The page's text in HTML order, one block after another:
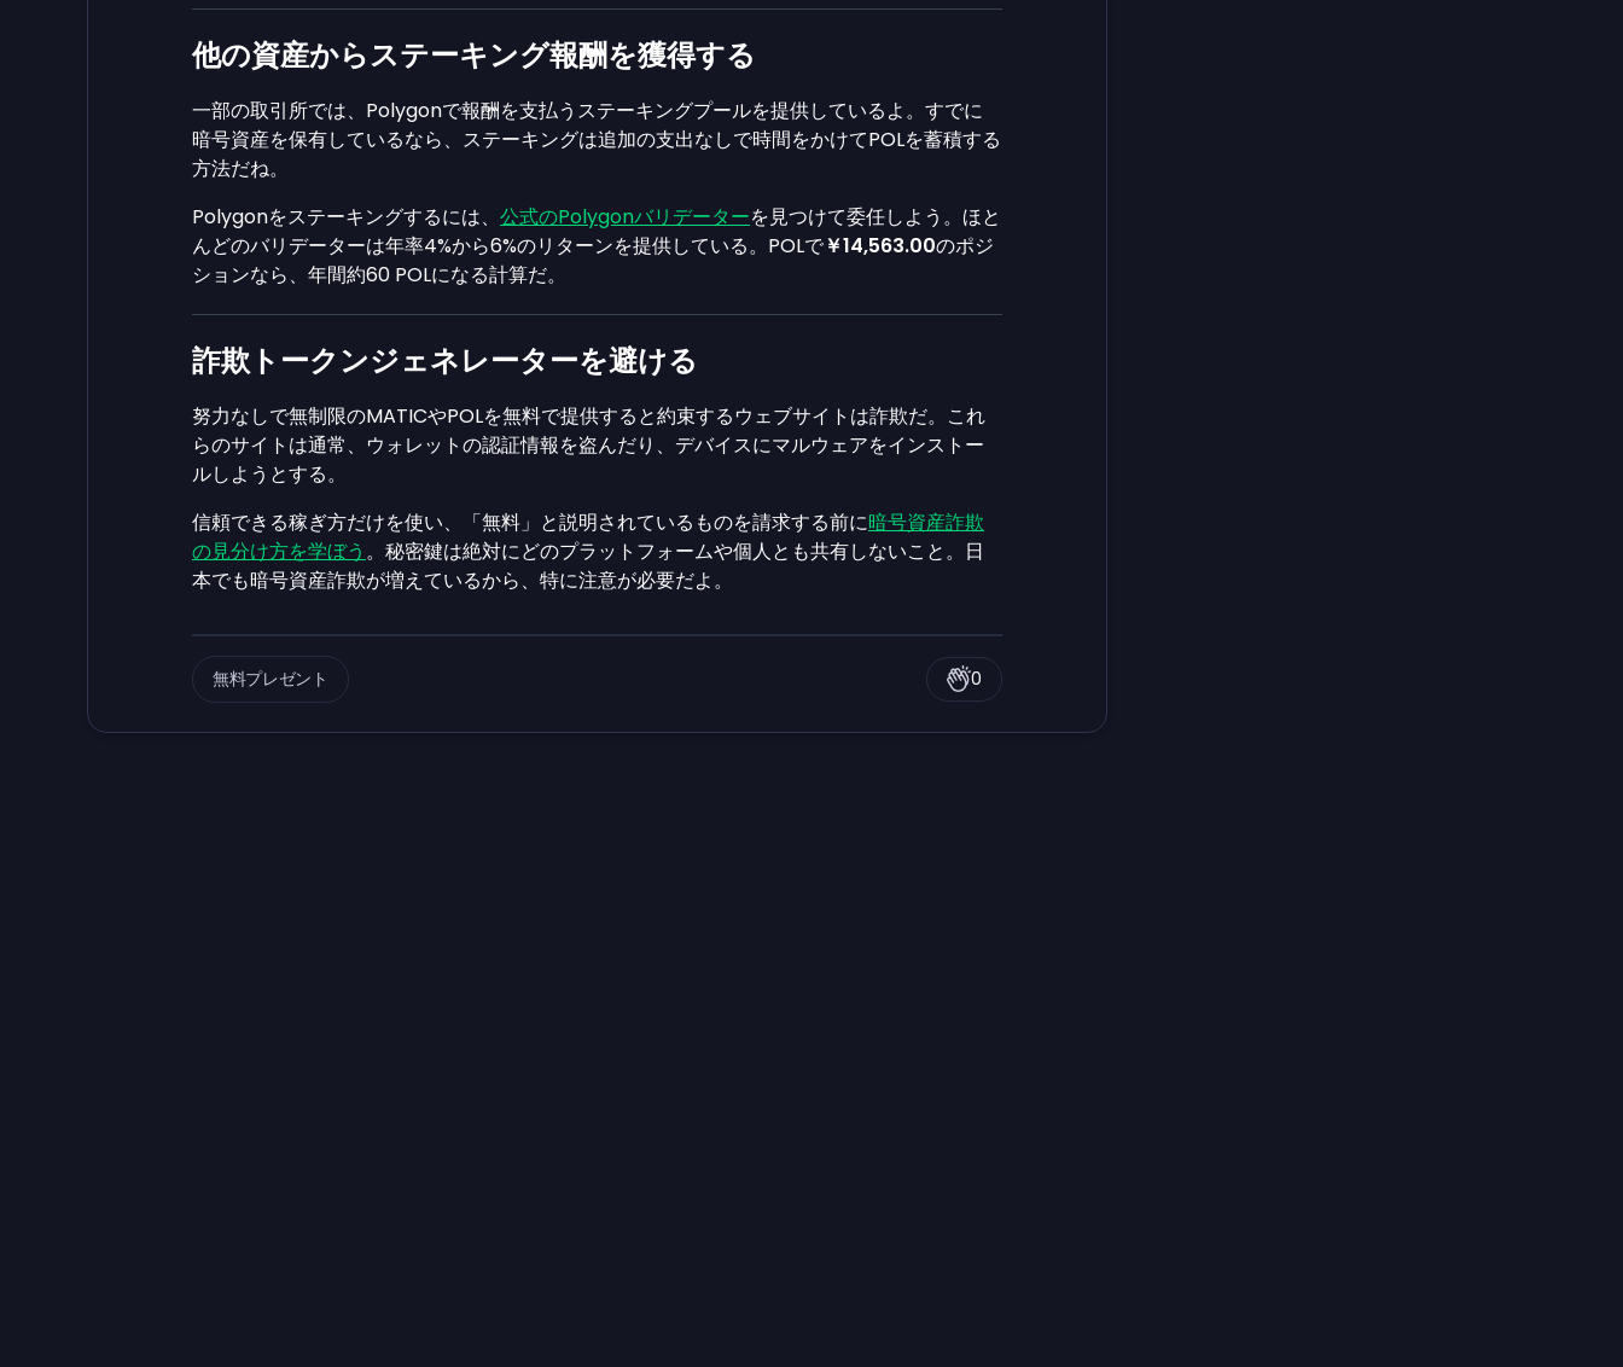
他の資産からステーキング報酬を獲得する
一部の取引所では、Polygonで報酬を支払うステーキングプールを提供しているよ。すでに
暗号資産を保有しているなら、ステーキングは追加の支出なしで時間をかけてPOLを蓄積する
方法だね。
Polygonをステーキングするには、 公式のPolygonバリデーターを見つけて委任しよう。ほと
んどのバリデーターは年率4%から6%のリターンを提供している。POLで￥14,563.00のポジ
ションなら、年間約60 POLになる計算だ。
詐欺トークンジェネレーターを避ける
努力なしで無制限のMATICやPOLを無料で提供すると約束するウェブサイトは詐欺だ。これ
らのサイトは通常、ウォレットの認証情報を盗んだり、デバイスにマルウェアをインストー
ルしようとする。
信頼できる稼ぎ方だけを使い、「無料」と説明されているものを請求する前に暗号資産詐欺
の見分け方を学ぼう 。秘密鍵は絶対にどのプラットフォームや個人とも共有しないこと。日
本でも暗号資産詐欺が増えているから、特に注意が必要だよ。
無料プレゼント 0